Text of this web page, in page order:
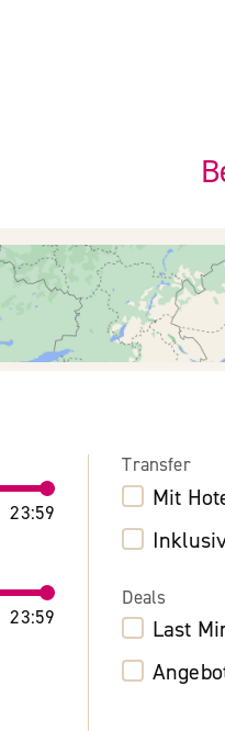
23:59
23:59
Transfer
Mit
Deals
Last